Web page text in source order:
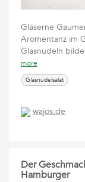
Gläserne
Aromentanz im
Glasnudeln
more
Glasnudelsalat
wajos.de
Der
Hamburger